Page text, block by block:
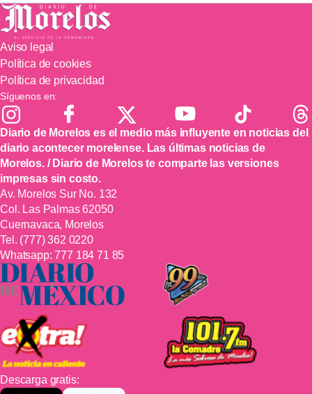
Aviso legal
Política de cookies
Política de privacidad
Síguenos en:
Diario de Morelos es el medio más influyente en noticias del
diario acontecer morelense. Las últimas noticias de
Morelos. / Diario de Morelos te comparte las versiones
impresas sin costo.
Av. Morelos Sur No. 132
Col. Las Palmas 62050
Cuernavaca, Morelos
Tel. (777) 362 0220
Whatsapp:777 184 71 85
Descarga gratis: